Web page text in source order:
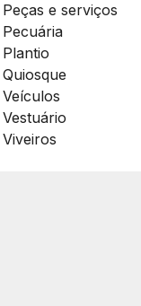
Peças e serviços
Pecuária
Plantio
Quiosque
Veículos
Vestuário
Viveiros